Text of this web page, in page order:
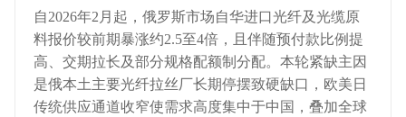
自2026年2月起，俄罗斯市场自华进口光纤及光缆原
料报价较前期暴涨约2.5至4倍，且伴随预付款比例提
高、交期拉长及部分规格配额制分配。本轮紧缺主因
是俄本土主要光纤拉丝厂长期停摆致硬缺口，欧美日
传统供应通道收窄使需求高度集中于中国，叠加全球